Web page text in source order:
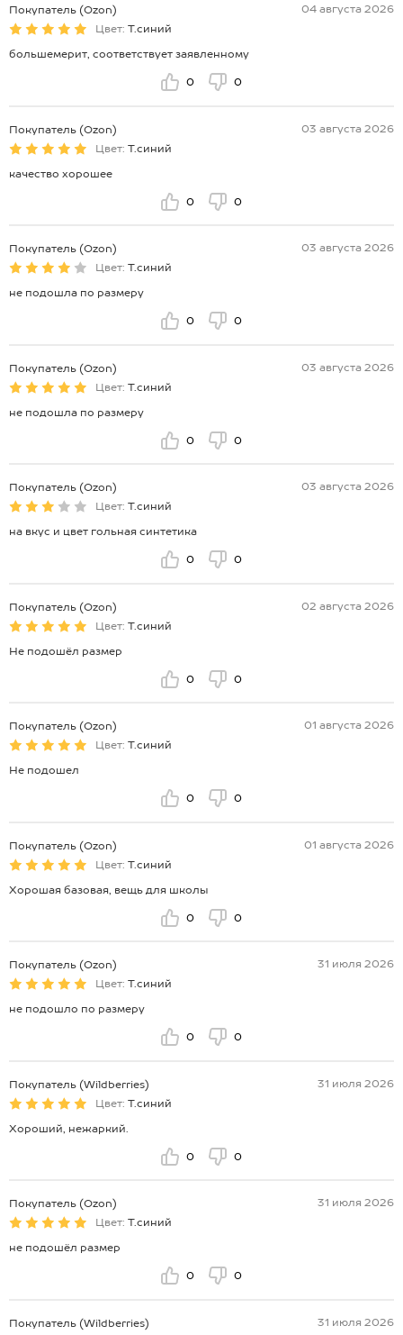
Покупатель (Ozon)
04 августа 2026
Цвет: Т.синий
большемерит, соответствует заявленному
0 0
Покупатель (Ozon)
03 августа 2026
Цвет: Т.синий
качество хорошее
0 0
Покупатель (Ozon)
03 августа 2026
Цвет: Т.синий
не подошла по размеру
0 0
Покупатель (Ozon)
03 августа 2026
Цвет: Т.синий
не подошла по размеру
0 0
Покупатель (Ozon)
03 августа 2026
Цвет: Т.синий
на вкус и цвет гольная синтетика
0 0
Покупатель (Ozon)
02 августа 2026
Цвет: Т.синий
Не подошёл размер
0 0
Покупатель (Ozon)
01 августа 2026
Цвет: Т.синий
Не подошел
0 0
Покупатель (Ozon)
01 августа 2026
Цвет: Т.синий
Хорошая базовая, вещь для школы
0 0
Покупатель (Ozon)
31 июля 2026
Цвет: Т.синий
не подошло по размеру
0 0
Покупатель (Wildberries)
31 июля 2026
Цвет: Т.синий
Хороший, нежаркий.
0 0
Покупатель (Ozon)
31 июля 2026
Цвет: Т.синий
не подошёл размер
0 0
Покупатель (Wildberries)
31 июля 2026